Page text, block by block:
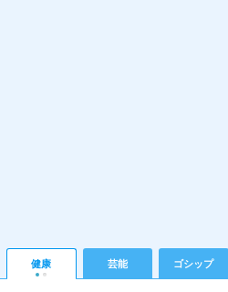
健康 芸能 ゴシップ